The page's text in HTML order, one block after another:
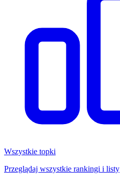
Wszystkie topki
Przeglądaj wszystkie rankingi i listy